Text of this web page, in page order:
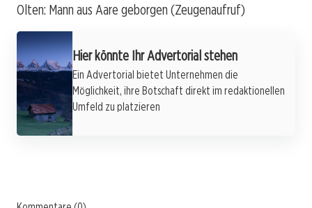
Olten: Mann aus Aare geborgen (Zeugenaufruf)
Hier könnte Ihr Advertorial stehen
Ein Advertorial bietet Unternehmen die
Möglichkeit, ihre Botschaft direkt im redaktionellen
Umfeld zu platzieren